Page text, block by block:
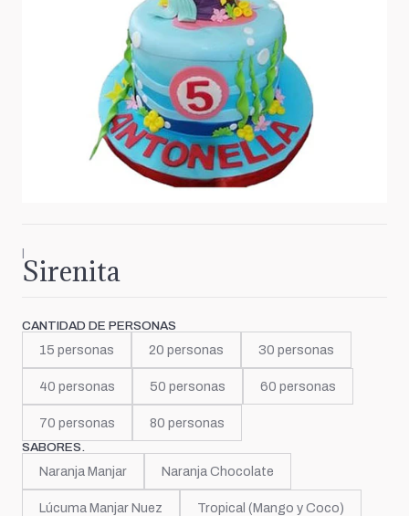
|
Sirenita
CANTIDAD DE PERSONAS
15 personas 20 personas 30 personas
40 personas 50 personas 60 personas
70 personas 80 personas
SABORES.
Naranja Manjar Naranja Chocolate
Lúcuma Manjar Nuez Tropical (Mango y Coco)